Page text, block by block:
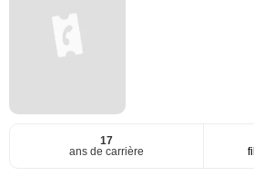
17
ans de carrière